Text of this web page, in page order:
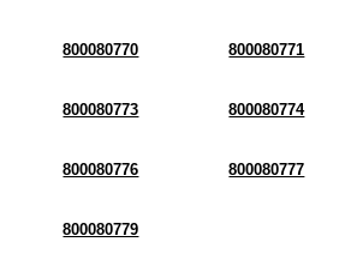
800080770 800080771
800080773 800080774
800080776 800080777
800080779